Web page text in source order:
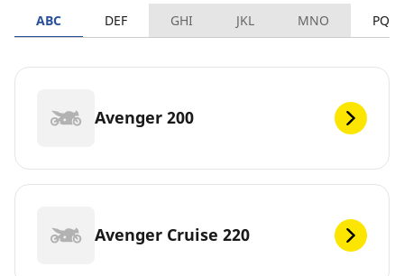
ABC DEF GHI JKL MNO PQRS
Avenger 200
Avenger Cruise 220